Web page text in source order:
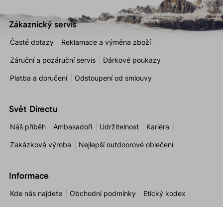
Zákaznický servis
Časté dotazy Reklamace a výměna zboží
Záruční a pozáruční servis Dárkové poukazy
Platba a doručení Odstoupení od smlouvy
Svět Directu
Náš příběh Ambasadoři Udržitelnost Kariéra
Zakázková výroba Nejlepší outdoorové oblečení
Informace
Kde nás najdete Obchodní podmínky Etický kodex